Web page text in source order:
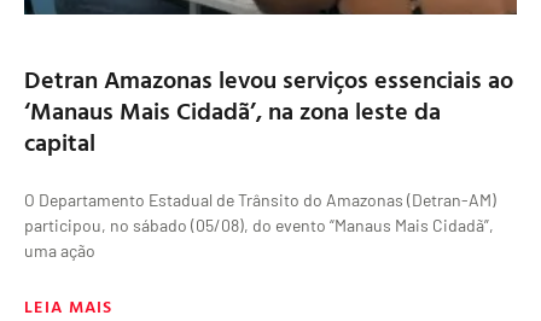
Detran Amazonas levou serviços essenciais ao
‘Manaus Mais Cidadã’, na zona leste da
capital
O Departamento Estadual de Trânsito do Amazonas (Detran-AM)
participou, no sábado (05/08), do evento “Manaus Mais Cidadã”,
uma ação
LEIA MAIS